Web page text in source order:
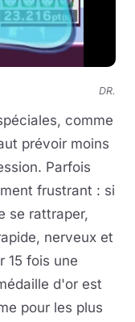
DR.
comme
prévoir moins
Parfois
frustrant : si
se rattraper,
nerveux et
15 fois une
d'or est
pour les plus